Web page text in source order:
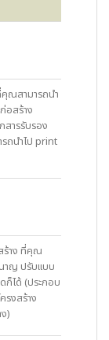
ณสามารถนำ
อสร้าง
สารรับรอง
ถนำไป print
ร้าง ที่คุณ
าญ ปรับแบบ
ก็ได้ (ประกอบ
รงสร้าง
)